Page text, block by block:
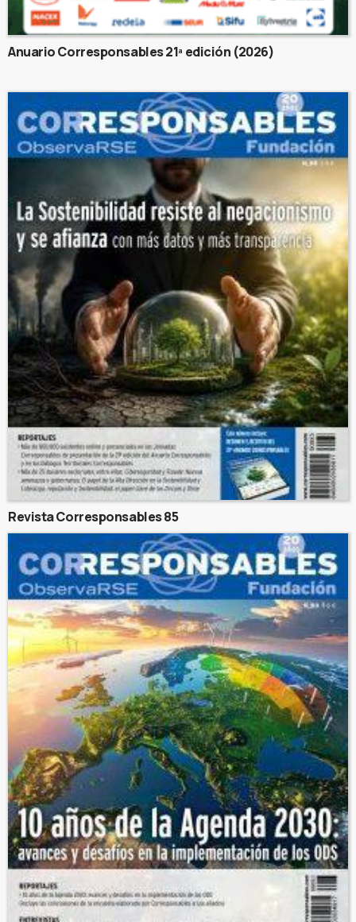
Anuario Corresponsables 21ª edición (2026)
Revista Corresponsables 85